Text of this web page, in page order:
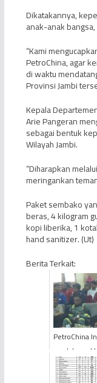
Dikatakannya,
anak-anak
“Kami
PetroChina, agar
di waktu
Provinsi Jambi
Kepala
Arie Pangeran
sebagai bentuk
Wilayah Jambi.
“Diharapkan
meringankan
Paket sembako
beras, 4 kilogram
kopi liberika, 1
hand sanitizer. (Ut)
Berita Terkait:
PetroChina
Jabung
Seminar